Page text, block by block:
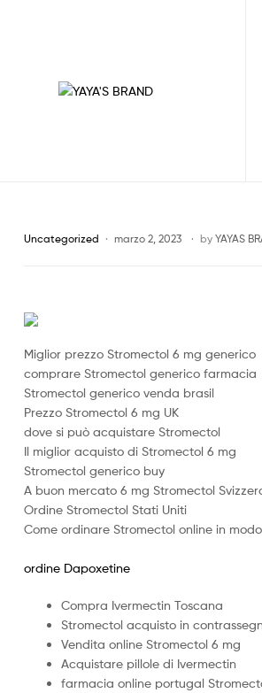
ponemos
vayas
donde
vayas
vistete
yaya's
Uncategorized marzo 2, 2023 by YAYAS
Miglior prezzo Stromectol 6 mg generico
comprare Stromectol generico farmacia
Stromectol generico venda brasil
Prezzo Stromectol 6 mg UK
dove si può acquistare Stromectol
Il miglior acquisto di Stromectol 6 mg
Stromectol generico buy
A buon mercato 6 mg Stromectol
Ordine Stromectol Stati Uniti
Come ordinare Stromectol online in
ordine Dapoxetine
Compra Ivermectin Toscana
Stromectol acquisto in
Vendita online Stromectol 6 mg
Acquistare pillole di Ivermectin
farmacia online portugal